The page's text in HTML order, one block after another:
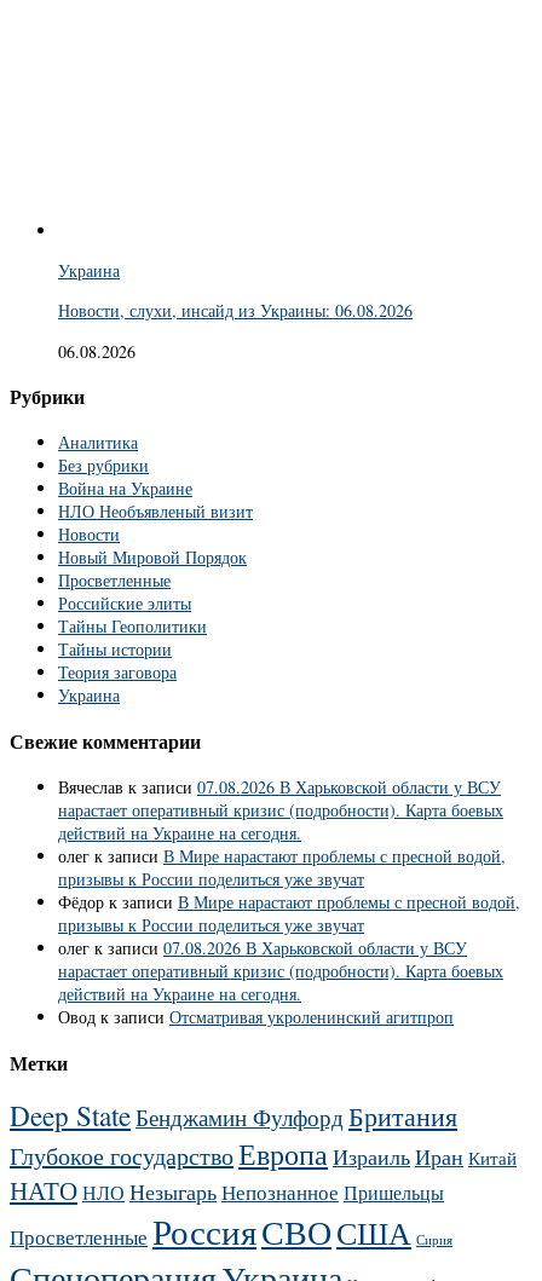
Украина
Новости, слухи, инсайд из Украины: 06.08.2026
06.08.2026
Рубрики
Аналитика
Без рубрики
Война на Украине
НЛО Необъявленый визит
Новости
Новый Мировой Порядок
Просветленные
Российские элиты
Тайны Геополитики
Тайны истории
Теория заговора
Украина
Свежие комментарии
Вячеслав к записи 07.08.2026 В Харьковской области у ВСУ
нарастает оперативный кризис (подробности). Карта боевых
действий на Украине на сегодня.
олег к записи В Мире нарастают проблемы с пресной водой,
призывы к России поделиться уже звучат
Фёдор к записи В Мире нарастают проблемы с пресной водой,
призывы к России поделиться уже звучат
олег к записи 07.08.2026 В Харьковской области у ВСУ
нарастает оперативный кризис (подробности). Карта боевых
действий на Украине на сегодня.
Овод к записи Отсматривая укроленинский агитпроп
Метки
Deep StateБенджамин ФулфордБритания
Глубокое государствоЕвропаИзраильИран Китай
НАТОНЛО НезыгарьНепознанное Пришельцы
Просветленные РоссияСВОСША Сирия